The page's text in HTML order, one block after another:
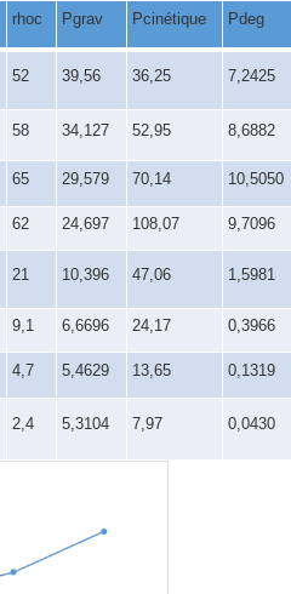
rhoc Pgrav Pcinétique Pdeg
52 39,56 36,25 7,2425
58 34,127 52,95 8,6882
65 29,579 70,14 10,5050
62 24,697 108,07 9,7096
21 10,396 47,06 1,5981
9,1 6,6696 24,17 0,3966
4,7 5,4629 13,65 0,1319
2,4 5,3104 7,97 0,0430